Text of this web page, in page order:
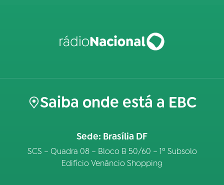
Saiba onde está a EBC
Sede: Brasília DF
SCS – Quadra 08 – Bloco B 50/60 – 1º Subsolo
Edifício Venâncio Shopping